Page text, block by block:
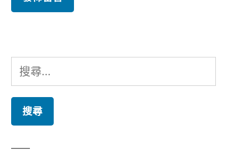
搜
尋
鍵
字: